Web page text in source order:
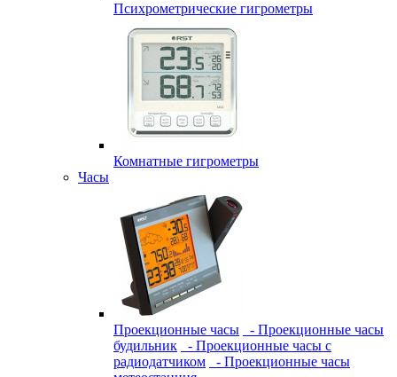
Психрометрические гигрометры
Комнатные гигрометры
Часы
Проекционные часы
- Проекционные часы
будильник
- Проекционные часы с
радиодатчиком
- Проекционные часы